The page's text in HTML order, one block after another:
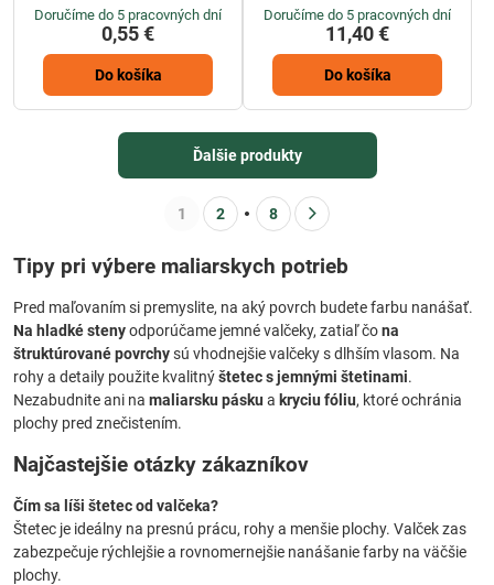
Doručíme do 5 pracovných dní
0,55 €
Do košíka
Doručíme do 5 pracovných dní
11,40 €
Do košíka
Ďalšie produkty
1 2 8
Tipy pri výbere maliarskych potrieb
Pred maľovaním si premyslite, na aký povrch budete farbu nanášať.
Na hladké stenyodporúčame jemné valčeky, zatiaľ čona
štruktúrované povrchysú vhodnejšie valčeky s dlhším vlasom. Na
rohy a detaily použite kvalitnýštetec s jemnými štetinami.
Nezabudnite ani na maliarsku pásku a kryciu fóliu, ktoré ochránia
plochy pred znečistením.
Najčastejšie otázky zákazníkov
Čím sa líši štetec od valčeka?
Štetec je ideálny na presnú prácu, rohy a menšie plochy. Valček zas
zabezpečuje rýchlejšie a rovnomernejšie nanášanie farby na väčšie
plochy.